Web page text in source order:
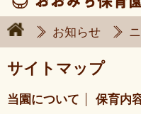
お知らせ
サイトマップ
当園について 保育内